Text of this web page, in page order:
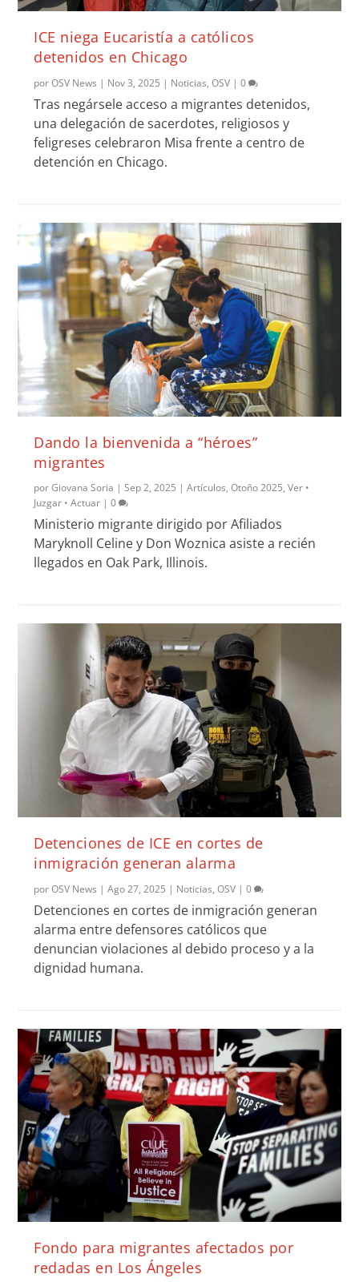
ICE niega Eucaristía a católicos
detenidos en Chicago
porOSV News | Nov 3, 2025 | Noticias,OSV |0
Tras negársele acceso a migrantes detenidos,
una delegación de sacerdotes, religiosos y
feligreses celebraron Misa frente a centro de
detención en Chicago.
Dando la bienvenida a “héroes”
migrantes
porGiovana Soria |Sep 2, 2025 |Artículos,Otoño 2025,Ver •
Juzgar • Actuar |0
Ministerio migrante dirigido por Afiliados
Maryknoll Celine y Don Woznica asiste a recién
llegados en Oak Park, Illinois.
Detenciones de ICE en cortes de
inmigración generan alarma
porOSV News |Ago 27, 2025 | Noticias,OSV |0
Detenciones en cortes de inmigración generan
alarma entre defensores católicos que
denuncian violaciones al debido proceso y a la
dignidad humana.
Fondo para migrantes afectados por
redadas en Los Ángeles